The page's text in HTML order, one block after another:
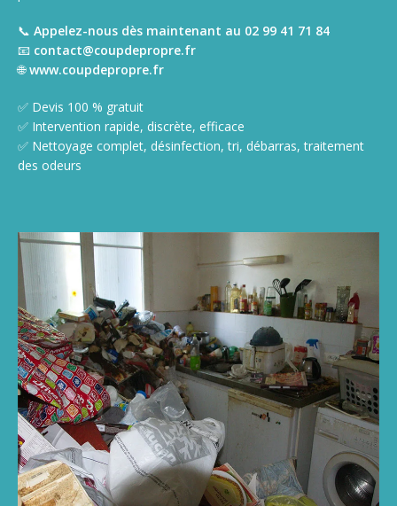
📞 Appelez-nous dès maintenant au 02 99 41 71 84
📧 contact@coupdepropre.fr
🌐www.coupdepropre.fr
✅ Devis 100 % gratuit
✅ Intervention rapide, discrète, efficace
✅ Nettoyage complet, désinfection, tri, débarras, traitement
des odeurs